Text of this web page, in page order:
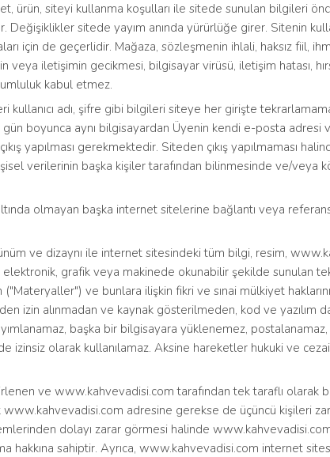
ürün, siteyi kullanma koşulları ile sitede sunulan bilgileri
Değişiklikler sitede yayım anında yürürlüğe girer. Sitenin
için de geçerlidir. Mağaza, sözleşmenin ihlali, haksız fiil,
veya iletişimin gecikmesi, bilgisayar virüsü, iletişim hatası,
kabul etmez.
adı, şifre gibi bilgileri siteye her girişte
boyunca aynı bilgisayardan Üyenin kendi e-posta
yapılması gerekmektedir. Siteden çıkış yapılmaması
verilerinin başka kişiler tarafından bilinmesinde ve/veya
olmayan başka internet sitelerine bağlantı veya
ve dizaynı ile internet sitesindeki tüm bilgi, resim,
elektronik, grafik veya makinede okunabilir şekilde sunulan
ve bunlara ilişkin fikri ve sınai mülkiyet
izin alınmadan ve kaynak gösterilmeden, kod ve yazılım
başka bir bilgisayara yüklenemez,
izinsiz olarak kullanılamaz. Aksine hareketler hukuki ve
ve www.kahvevadisi.com tarafından tek taraflı olarak
adresine gerekse de üçüncü kişileri
dolayı zarar görmesi halinde
hakkına sahiptir. Ayrıca, www.kahvevadisi.com internet